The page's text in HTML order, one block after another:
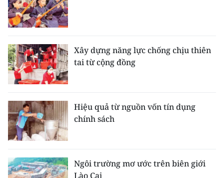
Xây dựng năng lực chống chịu thiên
tai từ cộng đồng
Hiệu quả từ nguồn vốn tín dụng
chính sách
Ngôi trường mơ ước trên biên giới
Lào Cai